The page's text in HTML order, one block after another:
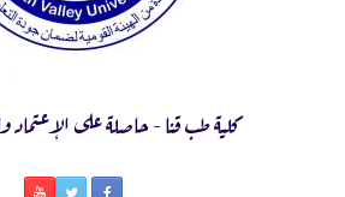
كلية طب قنا - حاصلة على الإعتماد